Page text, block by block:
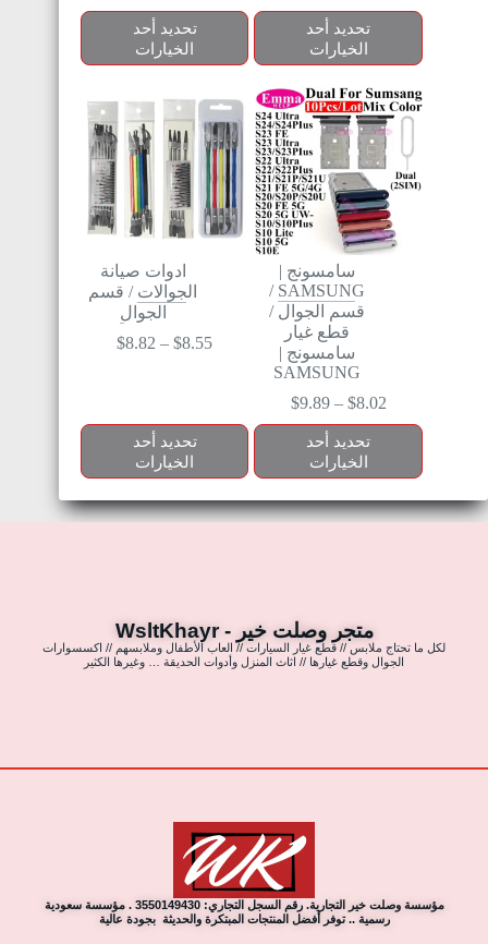
تحديد أحد
الخيارات
تحديد أحد
الخيارات
سامسونج |
SAMSUNG
/
قسم الجوال /
قطع غيار
سامسونج |
SAMSUNG
$8.02
–
$9.89
تحديد أحد
الخيارات
ادوات صيانة
الجوالات / قسم
الجوال
$8.55
–
$8.82
تحديد أحد
الخيارات
متجر وصلت خير - WsltKhayr
لكل ما تحتاج ملابس // قطع غيار السيارات // العاب الأطفال وملابسهم // اكسسوارات
الجوال وقطع غيارها // اثاث المنزل وأدوات الحديقة … وغيرها الكثير
مؤسسة وصلت خير التجارية. رقم السجل التجاري: 3550149430 . مؤسسة سعودية
رسمية .. توفر أفضل المنتجات المبتكرة والحديثة بجودة عالية